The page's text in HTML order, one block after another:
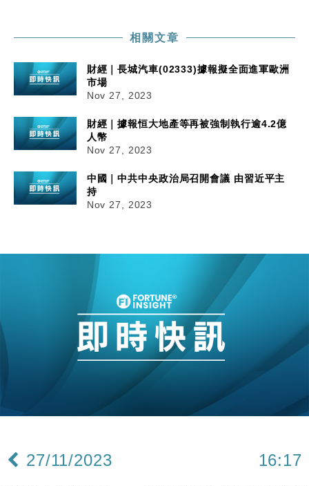
15:59
財經｜SA售股自救後再出手 斥4億美元押注未上市公
相關文章
財經｜長城汽車(02333)據報擬全面進軍歐洲
市場
Nov 27, 2023
財經｜據報恒大地產等再被強制執行逾4.2億
人幣
Nov 27, 2023
中國｜中共中央政治局召開會議 由習近平主
持
Nov 27, 2023
27/11/2023 16:17